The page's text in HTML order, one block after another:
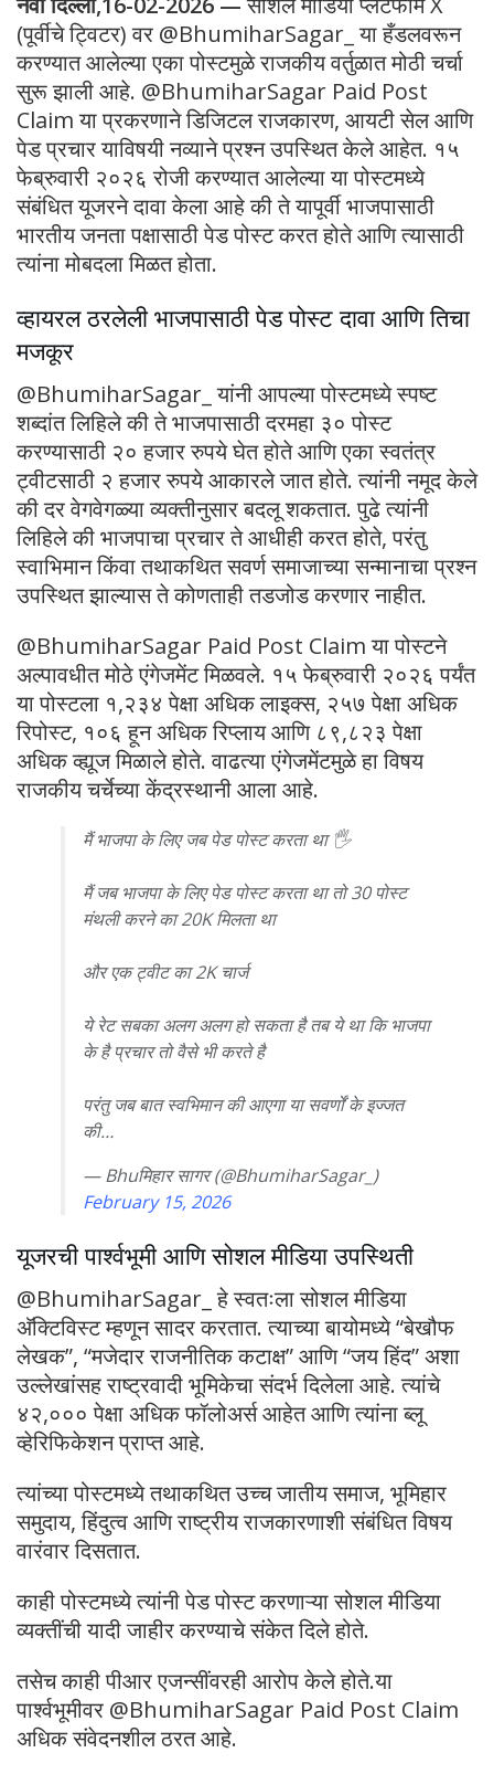
(पूर्वीचे ट्विटर) वर @BhumiharSagar_ या हँडलवरून
करण्यात आलेल्या एका पोस्टमुळे राजकीय वर्तुळात मोठी चर्चा
सुरू झाली आहे. @BhumiharSagar Paid Post
Claim या प्रकरणाने डिजिटल राजकारण, आयटी सेल आणि
पेड प्रचार याविषयी नव्याने प्रश्न उपस्थित केले आहेत. १५
फेब्रुवारी २०२६ रोजी करण्यात आलेल्या या पोस्टमध्ये
संबंधित यूजरने दावा केला आहे की ते यापूर्वी भाजपासाठी
भारतीय जनता पक्षासाठी पेड पोस्ट करत होते आणि त्यासाठी
त्यांना मोबदला मिळत होता.
व्हायरल ठरलेली भाजपासाठी पेड पोस्ट दावा आणि तिचा
मजकूर
@BhumiharSagar_ यांनी आपल्या पोस्टमध्ये स्पष्ट
शब्दांत लिहिले की ते भाजपासाठी दरमहा ३० पोस्ट
करण्यासाठी २० हजार रुपये घेत होते आणि एका स्वतंत्र
ट्वीटसाठी २ हजार रुपये आकारले जात होते. त्यांनी नमूद केले
की दर वेगवेगळ्या व्यक्तीनुसार बदलू शकतात. पुढे त्यांनी
लिहिले की भाजपाचा प्रचार ते आधीही करत होते, परंतु
स्वाभिमान किंवा तथाकथित सवर्ण समाजाच्या सन्मानाचा प्रश्न
उपस्थित झाल्यास ते कोणताही तडजोड करणार नाहीत.
@BhumiharSagar Paid Post Claim या पोस्टने
अल्पावधीत मोठे एंगेजमेंट मिळवले. १५ फेब्रुवारी २०२६ पर्यंत
या पोस्टला १,२३४ पेक्षा अधिक लाइक्स, २५७ पेक्षा अधिक
रिपोस्ट, १०६ हून अधिक रिप्लाय आणि ८९,८२३ पेक्षा
अधिक व्ह्यूज मिळाले होते. वाढत्या एंगेजमेंटमुळे हा विषय
राजकीय चर्चेच्या केंद्रस्थानी आला आहे.
मैं भाजपा के लिए जब पेड पोस्ट करता था 🖐️
मैं जब भाजपा के लिए पेड पोस्ट करता था तो 30 पोस्ट
मंथली करने का 20K मिलता था
और एक ट्वीट का 2K चार्ज
ये रेट सबका अलग अलग हो सकता है तब ये था कि भाजपा
के है प्रचार तो वैसे भी करते है
परंतु जब बात स्वभिमान की आएगा या सवर्णों के इज्जत
की…
— Bhuमिहार सागर (@BhumiharSagar_)
February 15, 2026
यूजरची पार्श्वभूमी आणि सोशल मीडिया उपस्थिती
@BhumiharSagar_ हे स्वतःला सोशल मीडिया
अ‍ॅक्टिविस्ट म्हणून सादर करतात. त्याच्या बायोमध्ये “बेखौफ
लेखक”, “मजेदार राजनीतिक कटाक्ष” आणि “जय हिंद” अशा
उल्लेखांसह राष्ट्रवादी भूमिकेचा संदर्भ दिलेला आहे. त्यांचे
४२,००० पेक्षा अधिक फॉलोअर्स आहेत आणि त्यांना ब्लू
व्हेरिफिकेशन प्राप्त आहे.
त्यांच्या पोस्टमध्ये तथाकथित उच्च जातीय समाज, भूमिहार
समुदाय, हिंदुत्व आणि राष्ट्रीय राजकारणाशी संबंधित विषय
वारंवार दिसतात.
काही पोस्टमध्ये त्यांनी पेड पोस्ट करणाऱ्या सोशल मीडिया
व्यक्तींची यादी जाहीर करण्याचे संकेत दिले होते.
तसेच काही पीआर एजन्सींवरही आरोप केले होते.या
पार्श्वभूमीवर @BhumiharSagar Paid Post Claim
अधिक संवेदनशील ठरत आहे.